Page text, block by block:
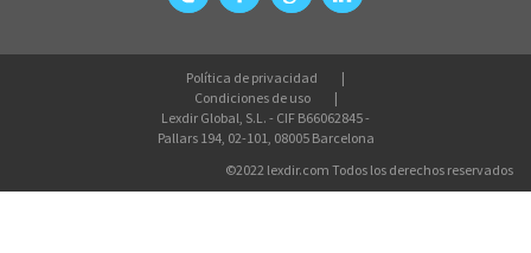
Política de privacidad
Condiciones de uso
Lexdir Global, S.L. - CIF B66062845 -
Pallars 194, 02-101, 08005 Barcelona
©2022 lexdir.com Todos los derechos reservados